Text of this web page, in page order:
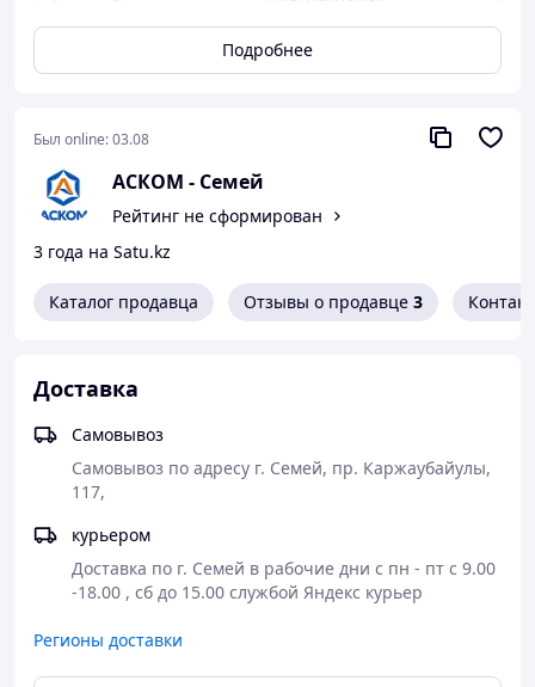
КАМАЗ, ГАЗ, УАЗ.
качество от заводов-
Оформление
или по телефону
Полная
предоплата
курьерскими
службами СДЕК,
магазина АСКОМ
Подробнее
Был online:03.08
АСКОМ - Семей
Рейтинг не сформирован
3 года на Satu.kz
Каталог продавца Отзывы о продавце 3
Доставка
Самовывоз
Самовывоз по адресу г. Семей, пр. Каржаубайулы,
117,
курьером
Доставка по г. Семей в рабочие дни с пн - пт с 9.00
-18.00 , сб до 15.00 службой Яндекс курьер
Регионы доставки